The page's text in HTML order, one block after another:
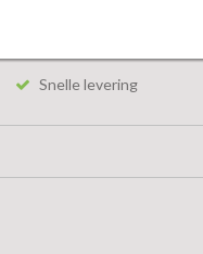
Snelle levering